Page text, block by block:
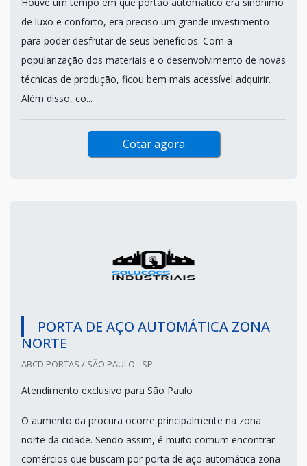
de luxo e conforto, era preciso um grande investimento
para poder desfrutar de seus benefícios. Com a
popularização dos materiais e o desenvolvimento de novas
técnicas de produção, ficou bem mais acessível adquirir.
Além disso, co...
Cotar agora
PORTA DE AÇO AUTOMÁTICA ZONA
NORTE
ABCD PORTAS / SÃO PAULO - SP
Atendimento exclusivo para São Paulo
O aumento da procura ocorre principalmente na zona
norte da cidade. Sendo assim, é muito comum encontrar
comércios que buscam por porta de aço automática zona